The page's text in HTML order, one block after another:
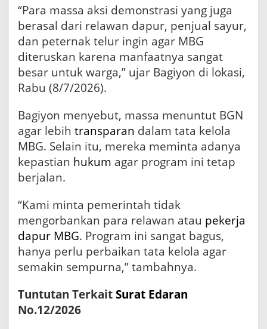
“Para massa aksi demonstrasi yang juga
berasal dari relawan dapur, penjual sayur,
dan peternak telur ingin agar MBG
diteruskan karena manfaatnya sangat
besar untuk warga,” ujar Bagiyon di lokasi,
Rabu (8/7/2026).
Bagiyon menyebut, massa menuntut BGN
agar lebih transparan dalam tata kelola
MBG. Selain itu, mereka meminta adanya
kepastian hukum agar program ini tetap
berjalan.
“Kami minta pemerintah tidak
mengorbankan para relawan atau pekerja
dapur MBG. Program ini sangat bagus,
hanya perlu perbaikan tata kelola agar
semakin sempurna,” tambahnya.
Tuntutan TerkaitSurat Edaran
No.12/2026